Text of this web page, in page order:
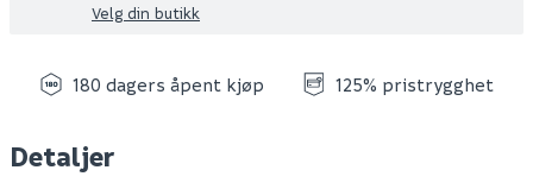
Velg din butikk
180 dagers åpent kjøp 125% pristrygghet
Detaljer